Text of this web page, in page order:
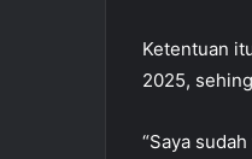
Ketentuan
2025,
“Saya